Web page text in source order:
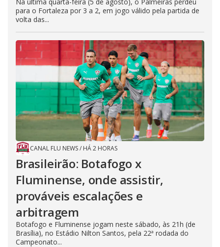
para o Fortaleza por 3 a 2, em jogo válido pela partida de
volta das...
CANAL FLU NEWS/ HÁ 2 HORAS
Brasileirão: Botafogo x
Fluminense, onde assistir,
prováveis escalações e
arbitragem
Botafogo e Fluminense jogam neste sábado, às 21h (de
Brasília), no Estádio Nilton Santos, pela 22ª rodada do
Campeonato...